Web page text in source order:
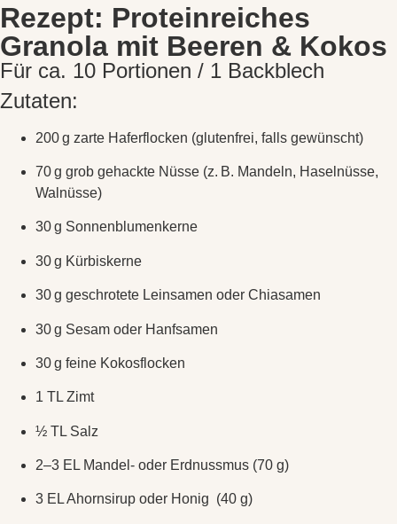
Rezept: Proteinreiches
Granola mit Beeren & Kokos
Für ca. 10 Portionen / 1 Backblech
Zutaten:
200 g zarte Haferflocken (glutenfrei, falls gewünscht)
70 g grob gehackte Nüsse (z. B. Mandeln, Haselnüsse,
Walnüsse)
30 g Sonnenblumenkerne
30 g Kürbiskerne
30 g geschrotete Leinsamen oder Chiasamen
30 g Sesam oder Hanfsamen
30 g feine Kokosflocken
1 TL Zimt
½ TL Salz
2–3 EL Mandel- oder Erdnussmus (70 g)
3 EL Ahornsirup oder Honig (40 g)